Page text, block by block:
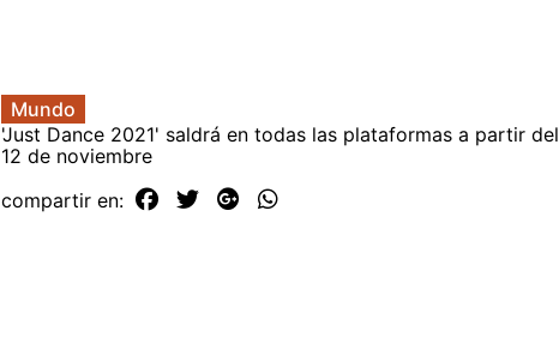
Mundo
'Just Dance 2021' saldrá en todas las plataformas a partir del
12 de noviembre
compartir en: